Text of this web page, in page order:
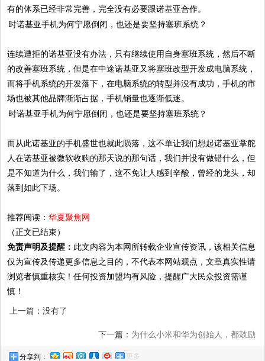
有的体系已经非常完善，完全没有必要跟诺基亚合作。
​连续遭拒的诺基亚没有办法，只有继续使用自身塞班系统，然后不断
的改善塞班系统，但是在中途诺基亚又将塞班改型开发成电脑系统，
而将手机系统的开发落下，在电脑系统的转型并没有成功，手机的市
场也被其他品牌渐渐占据，手机销量也逐渐低迷。
​而从此诺基亚的手机盛世也就此陨落，这不单让我们想起诺基亚掌舵
人在诺基亚被微软收购的那天说的那句话，我们并没有做错什么，但
是不知道为什么，我们输了，这不免让人感到辛酸，曾经的龙头，却
落到如此下场。
推荐阅读：华夏聚焦网
（正文已结束）
免责声明及提醒： 此文内容为本网所转载企业宣传资讯，该相关信息
仅为宣传及传递更多信息之目的，不代表本网站观点，文章真实性请
浏览者慎重核实！任何投资加盟均有风险，提醒广大民众投资需谨
慎！
上一篇：没有了
下一篇： 为什么小米和华为创始人，都鼓励
员工使用iphone？原来这3点原因!
分享到： 更多